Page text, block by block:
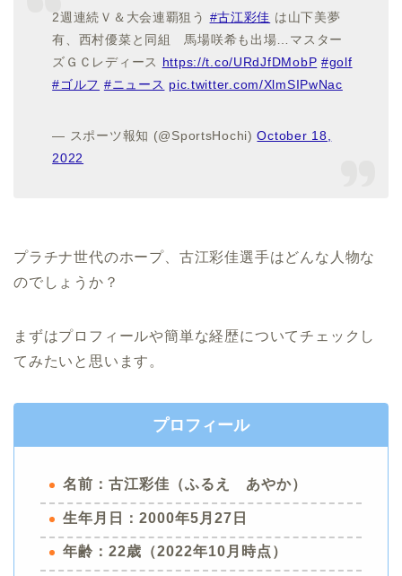
2週連続Ｖ＆大会連覇狙う #古江彩佳 は山下美夢
有、西村優菜と同組 馬場咲希も出場…マスター
ズＧＣレディース https://t.co/URdJfDMobP #golf
#ゴルフ #ニュース pic.twitter.com/XlmSIPwNac
— スポーツ報知 (@SportsHochi)October 18,
2022
プラチナ世代のホープ、古江彩佳選手はどんな人物な
のでしょうか？
まずはプロフィールや簡単な経歴についてチェックし
てみたいと思います。
プロフィール
名前：古江彩佳（ふるえ あやか）
生年月日：2000年5月27日
年齢：22歳（2022年10月時点）